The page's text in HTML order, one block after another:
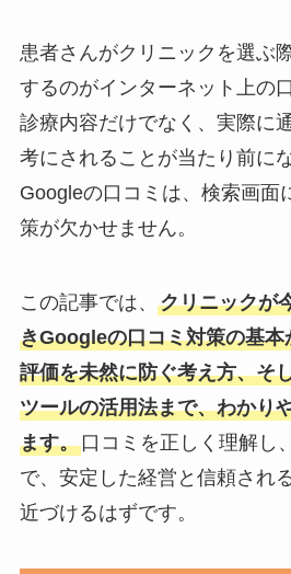
患者さんがクリニックを選ぶ
するのがインターネット上の
診療内容だけでなく、実際に
考にされることが当たり前に
Googleの口コミは、検索画面
策が欠かせません。
この記事では、 クリニックが
きGoogleの口コミ対策の基本
評価を未然に防ぐ考え方、そ
ツールの活用法まで、わかり
ます。口コミを正しく理解し
で、安定した経営と信頼され
近づけるはずです。